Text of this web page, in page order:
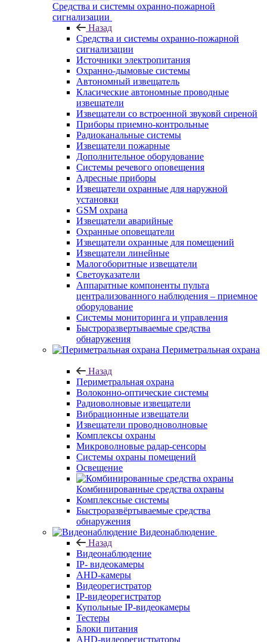
Средства и системы охранно-пожарной
сигнализации
Назад
Средства и системы охранно-пожарной
сигнализации
Источники электропитания
Охранно-дымовые системы
Автономный извещатель
Класические автономные проводные
извещатели
Извещатели со встроенной звуковй сиреной
Приборы приемно-контрольные
Радиоканальные системы
Извещатели пожарные
Дополнительное оборудование
Системы речевого оповещения
Адресные приборы
Извещатели охранные для наружной
установки
GSM охрана
Извещатели аварийные
Охранные оповещатели
Извещатели охранные для помещений
Извещатели линейные
Малогоборитные извещатели
Светоуказатели
Аппаратные компоненты пульта
централизованного наблюдения – приемное
оборудование
Системы мониторинга и управления
Быстроразвертываемые средства
обнаружения
Периметральная охрана
Назад
Периметральная охрана
Волоконно-оптические системы
Радиоволновые извещатели
Вибрационные извещатели
Извещатели проводноволновые
Комплексы охраны
Микроволновые радар-сенсоры
Системы охраны помещений
Освещение
Комбинированные средства охраны
Комплексные системы
Быстроразвёртываемые средства
обнаружения
Видеонаблюдение
Назад
Видеонаблюдение
IP- видеокамеры
AHD-камеры
Видеорегистратор
IP-видеорегистратор
Купольные IP-видеокамеры
Тестеры
Блоки питания
AHD-видеорегистраторы